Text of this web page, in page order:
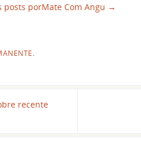
posts porMate Com Angu →
recente